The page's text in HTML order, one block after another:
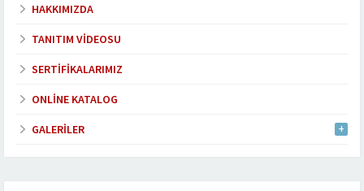
HAKKIMIZDA
TANITIM VIDEOSU
SERTIFIKALARIMIZ
ONLINE KATALOG
GALERILER